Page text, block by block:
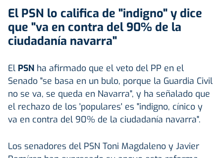
El PSN lo califica de "indigno" y dice
que "va en contra del 90% de la
ciudadanía navarra"
El PSN ha afirmado que el veto del PP en el
Senado "se basa en un bulo, porque la Guardia Civil
no se va, se queda en Navarra", y ha señalado que
el rechazo de los 'populares' es "indigno, cínico y
va en contra del 90% de la ciudadanía navarra".
Los senadores del PSN Toni Magdaleno y Javier